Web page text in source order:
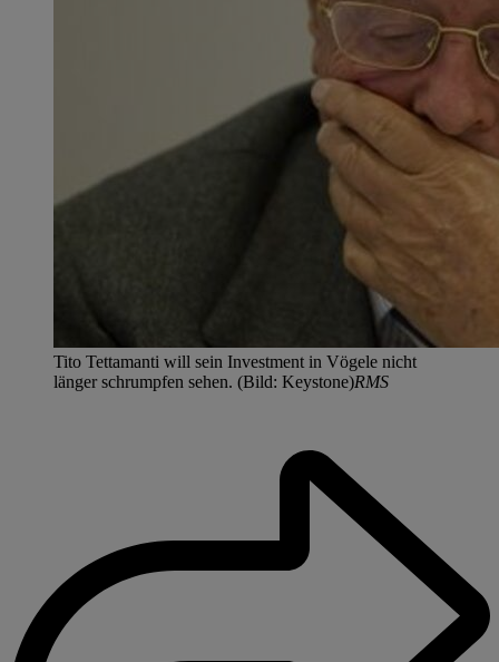
Tito Tettamanti will sein Investment in Vögele nicht
länger schrumpfen sehen. (Bild: Keystone)RMS